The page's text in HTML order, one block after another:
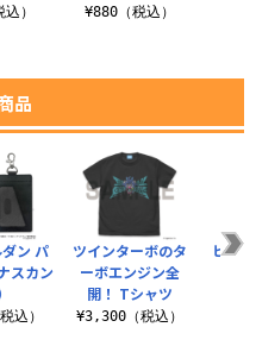
） ¥880（税込）
品
ン パ
スカン
込）
ツインターボのタ
ーボエンジン全
開！ Tシャツ
¥3,300（税込）
ヒシ